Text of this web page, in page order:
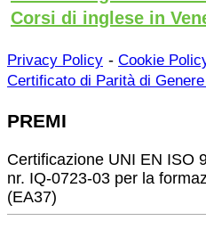
Corsi di inglese in
Privacy Policy - Cookie
Certificato di Parità di
PREMI
Certificazione UNI EN ISO
nr. IQ-0723-03 per la
(EA37)